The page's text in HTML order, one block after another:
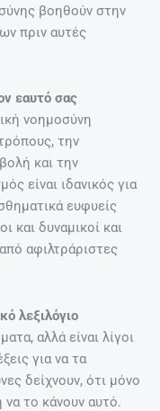
βοηθούν στην
πριν αυτές
εαυτό σας
νοημοσύνη
την
και την
είναι ιδανικός για
ευφυείς
και δυναμικοί και
αφιλτράριστες
λεξιλόγιο
αλλά είναι λίγοι
για να τα
δείχνουν, ότι μόνο
το κάνουν αυτό.